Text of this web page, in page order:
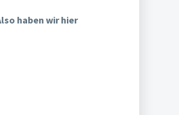
haben wir hier